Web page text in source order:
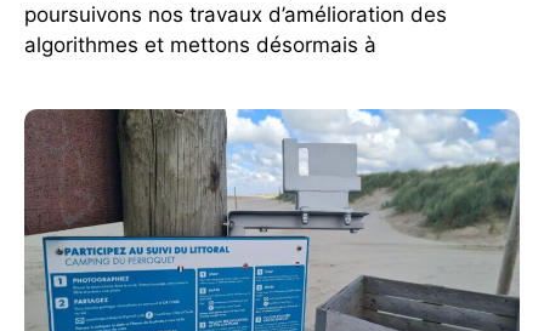
poursuivons nos travaux d’amélioration des
algorithmes et mettons désormais à